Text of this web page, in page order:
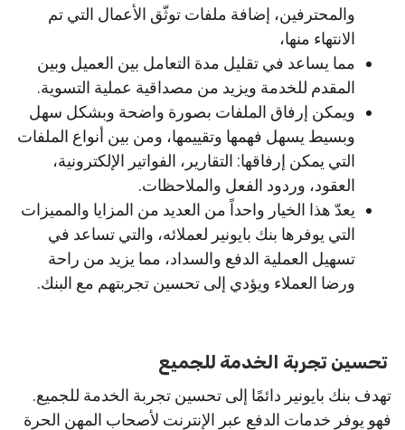
والمحترفين، إضافة ملفات توثّق الأعمال التي تم
الانتهاء منها،
مما يساعد في تقليل مدة التعامل بين العميل وبين
المقدم للخدمة ويزيد من مصداقية عملية التسوية.
ويمكن إرفاق الملفات بصورة واضحة وبشكل سهل
وبسيط يسهل فهمها وتقييمها، ومن بين أنواع الملفات
التي يمكن إرفاقها: التقارير، الفواتير الإلكترونية،
العقود، وردود الفعل والملاحظات.
يعدّ هذا الخيار واحداً من العديد من المزايا والمميزات
التي يوفرها بنك بايونير لعملائه، والتي تساعد في
تسهيل العملية الدفع والسداد، مما يزيد من راحة
ورضا العملاء ويؤدي إلى تحسين تجربتهم مع البنك.
تحسين تجربة الخدمة للجميع
تهدف بنك بايونير دائمًا إلى تحسين تجربة الخدمة للجميع.
فهو يوفر خدمات الدفع عبر الإنترنت لأصحاب المهن الحرة